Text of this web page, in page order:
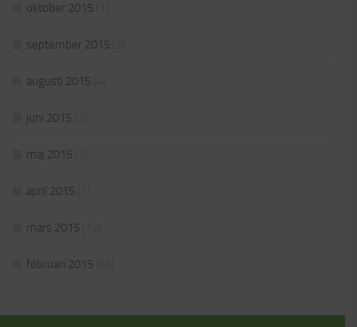
oktober 2015
september 2015
augusti 2015
juni 2015
maj 2015
april 2015
mars 2015
februari 2015